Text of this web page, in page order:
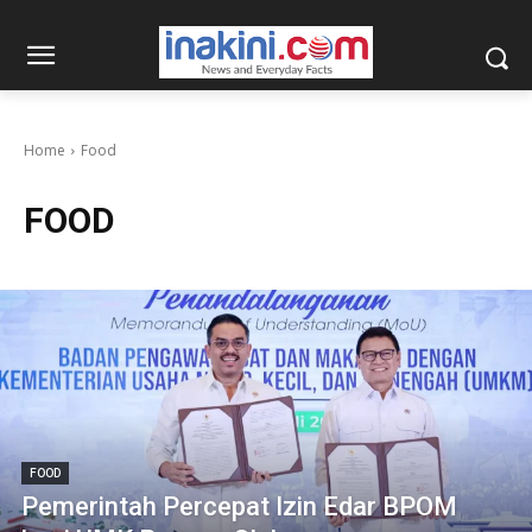
Home Food
FOOD
FOOD
Pemerintah Percepat Izin Edar BPOM